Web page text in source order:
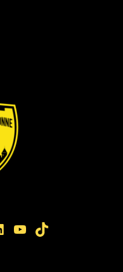
YouTube TikTok